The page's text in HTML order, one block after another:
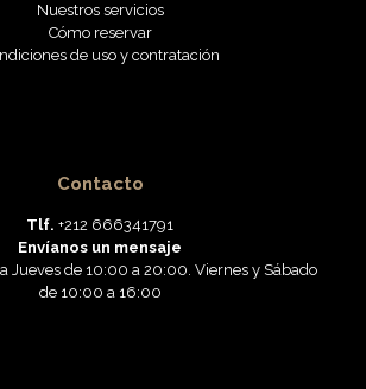
Nuestros servicios
Cómo reservar
de uso y contratación
Contacto
Tlf. +212 666341791
Envíanos un mensaje
Jueves de 10:00 a 20:00. Viernes y Sábado
de 10:00 a 16:00